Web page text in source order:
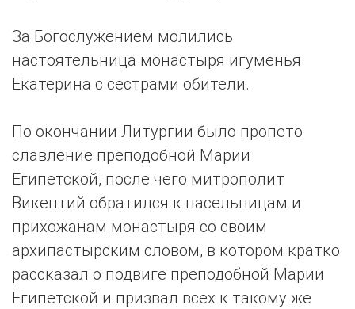
За Богослужением молились
настоятельница монастыря игуменья
Екатерина с сестрами обители.
По окончании Литургии было пропето
славление преподобной Марии
Египетской, после чего митрополит
Викентий обратился к насельницам и
прихожанам монастыря со своим
архипастырским словом, в котором кратко
рассказал о подвиге преподобной Марии
Египетской и призвал всех к такому же